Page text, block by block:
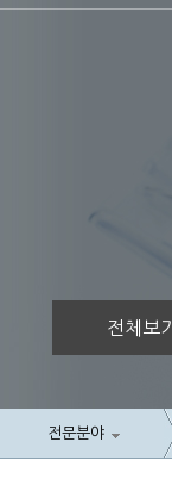
전체보기
전문분야